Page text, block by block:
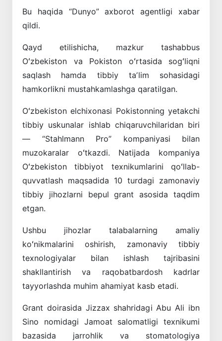
Bu haqida “Dunyo” axborot agentligi xabar
qildi.
Qayd etilishicha, mazkur tashabbus
Oʻzbekiston va Pokiston oʻrtasida sogʻliqni
saqlash hamda tibbiy taʼlim sohasidagi
hamkorlikni mustahkamlashga qaratilgan.
Oʻzbekiston elchixonasi Pokistonning yetakchi
tibbiy uskunalar ishlab chiqaruvchilaridan biri
— “Stahlmann Pro” kompaniyasi bilan
muzokaralar oʻtkazdi. Natijada kompaniya
Oʻzbekiston tibbiyot texnikumlarini qoʻllab-
quvvatlash maqsadida 10 turdagi zamonaviy
tibbiy jihozlarni bepul grant asosida taqdim
etgan.
Ushbu jihozlar talabalarning amaliy
koʻnikmalarini oshirish, zamonaviy tibbiy
texnologiyalar bilan ishlash tajribasini
shakllantirish va raqobatbardosh kadrlar
tayyorlashda muhim ahamiyat kasb etadi.
Grant doirasida Jizzax shahridagi Abu Ali ibn
Sino nomidagi Jamoat salomatligi texnikumi
bazasida jarrohlik va stomatologiya